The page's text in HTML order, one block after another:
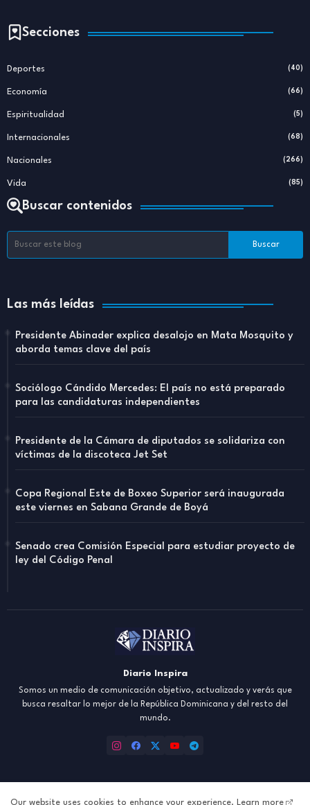
Secciones
Deportes (40)
Economía (66)
Espiritualidad (5)
Internacionales (68)
Nacionales (266)
Vida (85)
Buscar contenidos
Las más leídas
Presidente Abinader explica desalojo en Mata Mosquito y
aborda temas clave del país
Sociólogo Cándido Mercedes: El país no está preparado
para las candidaturas independientes
Presidente de la Cámara de diputados se solidariza con
víctimas de la discoteca Jet Set
Copa Regional Este de Boxeo Superior será inaugurada
este viernes en Sabana Grande de Boyá
Senado crea Comisión Especial para estudiar proyecto de
ley del Código Penal
Diario Inspira
Somos un medio de comunicación objetivo, actualizado y verás que
busca resaltar lo mejor de la República Dominicana y del resto del
mundo.
Our website uses cookies to enhance your experience. Learn more